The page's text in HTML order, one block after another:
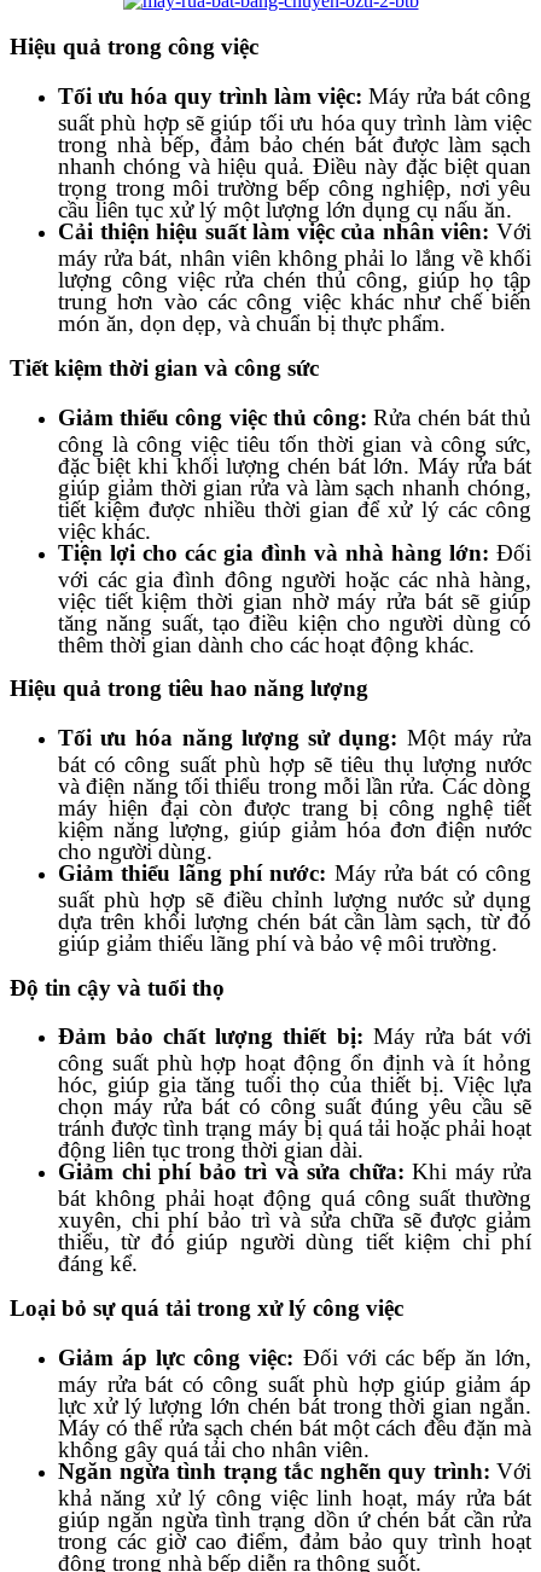
Hiệu quả trong công việc
Tối ưu hóa quy trình làm việc: Máy rửa bát công
suất phù hợp sẽ giúp tối ưu hóa quy trình làm việc
trong nhà bếp, đảm bảo chén bát được làm sạch
nhanh chóng và hiệu quả. Điều này đặc biệt quan
trọng trong môi trường bếp công nghiệp, nơi yêu
cầu liên tục xử lý một lượng lớn dụng cụ nấu ăn.
Cải thiện hiệu suất làm việc của nhân viên: Với
máy rửa bát, nhân viên không phải lo lắng về khối
lượng công việc rửa chén thủ công, giúp họ tập
trung hơn vào các công việc khác như chế biến
món ăn, dọn dẹp, và chuẩn bị thực phẩm.
Tiết kiệm thời gian và công sức
Giảm thiểu công việc thủ công: Rửa chén bát thủ
công là công việc tiêu tốn thời gian và công sức,
đặc biệt khi khối lượng chén bát lớn. Máy rửa bát
giúp giảm thời gian rửa và làm sạch nhanh chóng,
tiết kiệm được nhiều thời gian để xử lý các công
việc khác.
Tiện lợi cho các gia đình và nhà hàng lớn: Đối
với các gia đình đông người hoặc các nhà hàng,
việc tiết kiệm thời gian nhờ máy rửa bát sẽ giúp
tăng năng suất, tạo điều kiện cho người dùng có
thêm thời gian dành cho các hoạt động khác.
Hiệu quả trong tiêu hao năng lượng
Tối ưu hóa năng lượng sử dụng: Một máy rửa
bát có công suất phù hợp sẽ tiêu thụ lượng nước
và điện năng tối thiểu trong mỗi lần rửa. Các dòng
máy hiện đại còn được trang bị công nghệ tiết
kiệm năng lượng, giúp giảm hóa đơn điện nước
cho người dùng.
Giảm thiểu lãng phí nước: Máy rửa bát có công
suất phù hợp sẽ điều chỉnh lượng nước sử dụng
dựa trên khối lượng chén bát cần làm sạch, từ đó
giúp giảm thiểu lãng phí và bảo vệ môi trường.
Độ tin cậy và tuổi thọ
Đảm bảo chất lượng thiết bị: Máy rửa bát với
công suất phù hợp hoạt động ổn định và ít hỏng
hóc, giúp gia tăng tuổi thọ của thiết bị. Việc lựa
chọn máy rửa bát có công suất đúng yêu cầu sẽ
tránh được tình trạng máy bị quá tải hoặc phải hoạt
động liên tục trong thời gian dài.
Giảm chi phí bảo trì và sửa chữa: Khi máy rửa
bát không phải hoạt động quá công suất thường
xuyên, chi phí bảo trì và sửa chữa sẽ được giảm
thiểu, từ đó giúp người dùng tiết kiệm chi phí
đáng kể.
Loại bỏ sự quá tải trong xử lý công việc
Giảm áp lực công việc: Đối với các bếp ăn lớn,
máy rửa bát có công suất phù hợp giúp giảm áp
lực xử lý lượng lớn chén bát trong thời gian ngắn.
Máy có thể rửa sạch chén bát một cách đều đặn mà
không gây quá tải cho nhân viên.
Ngăn ngừa tình trạng tắc nghẽn quy trình: Với
khả năng xử lý công việc linh hoạt, máy rửa bát
giúp ngăn ngừa tình trạng dồn ứ chén bát cần rửa
trong các giờ cao điểm, đảm bảo quy trình hoạt
động trong nhà bếp diễn ra thông suốt.